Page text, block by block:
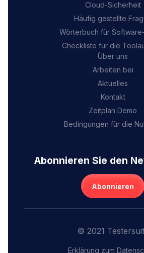
Cloud-Sicherheit
Häufig gestellte
Wörterbuch für
Checkliste für die
Über uns
Arbeiten bei
Aktuelles
Kontakt
Zeitplan Demo
Bedingungen für die
Abonnieren Sie den
Abonnieren
© 2021
Erklärung zum